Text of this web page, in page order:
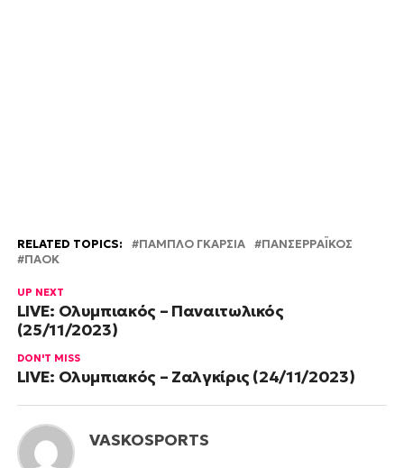
RELATED TOPICS: ΠΑΜΠΛΟ ΓΚΑΡΣΙΑ
ΠΑΝΣΕΡΡΑΪΚΟΣ
ΠΑΟΚ
UP NEXT
LIVE: Ολυμπιακός – Παναιτωλικός
(25/11/2023)
DON'T MISS
LIVE: Ολυμπιακός – Ζαλγκίρις (24/11/2023)
VASKOSPORTS